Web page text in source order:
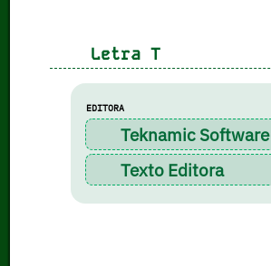
LetraT
EDITORA
Teknamic Software
Texto Editora